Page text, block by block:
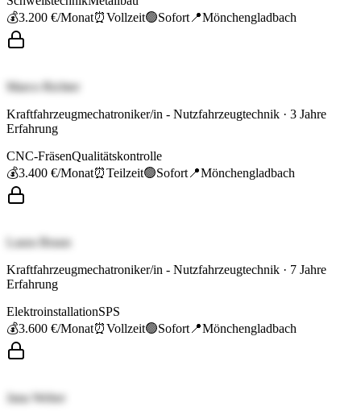
💰3.200 €/Monat⏰Vollzeit🟢Sofort 📍Mönchengladbach
Marco Richter
Kraftfahrzeugmechatroniker/in - Nutzfahrzeugtechnik · 3 Jahre
Erfahrung
CNC-FräsenQualitätskontrolle
💰3.400 €/Monat⏰Teilzeit🟢Sofort 📍Mönchengladbach
Laura Braun
Kraftfahrzeugmechatroniker/in - Nutzfahrzeugtechnik · 7 Jahre
Erfahrung
ElektroinstallationSPS
💰3.600 €/Monat⏰Vollzeit🟢Sofort 📍Mönchengladbach
Jana Weber